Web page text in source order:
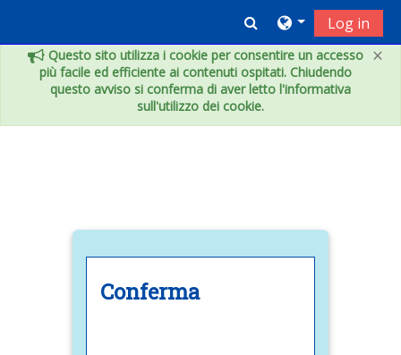
×
Questo sito utilizza i cookie per consentire un accesso
più facile ed efficiente ai contenuti ospitati. Chiudendo
questo avviso si conferma di aver letto l'informativa
sull'utilizzo dei cookie.
Toggle search
Log in
Conferma